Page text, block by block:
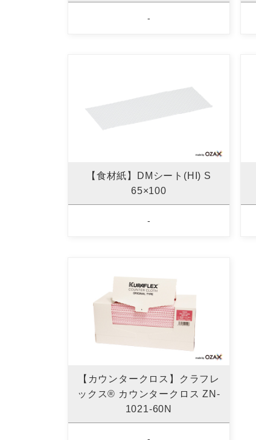
-
【食材紙】DMシート(HI) S
65×100
-
【カウンタークロス】クラフレ
ックス® カウンタークロス ZN-
1021-60N